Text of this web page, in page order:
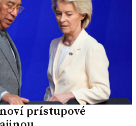
prístupové